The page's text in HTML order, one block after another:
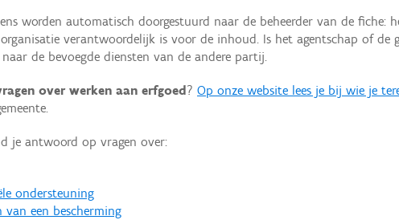
worden automatisch doorgestuurd naar de beheerder van de fiche:
verantwoordelijk is voor de inhoud. Is het agentschap of
de bevoegde diensten van de andere partij.
over werken aan erfgoed ? Op onze website lees je bij wie je
je antwoord op vragen over:
ondersteuning
van een bescherming